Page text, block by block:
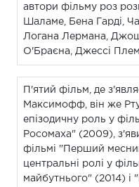
автори фільму роз
Шаламе, Бена Гарді,
Логана Лермана,
О'Браєна, Джессі
П'ятий фільм, де
Максимофф, він же
епізодичну роль у
Росомаха" (2009),
фільмі "Перший
центральні ролі у
майбутнього" (2014)